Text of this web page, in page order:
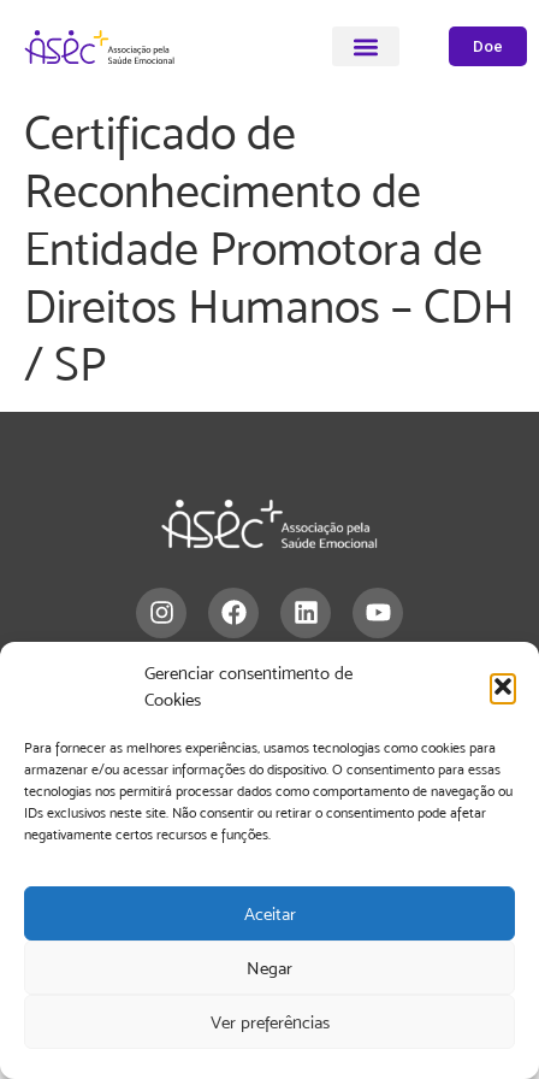
Gerenciar consentimento de
Cookies
Para fornecer as melhores experiências, usamos tecnologias como cookies para
armazenar e/ou acessar informações do dispositivo. O consentimento para essas
tecnologias nos permitirá processar dados como comportamento de navegação ou
IDs exclusivos neste site. Não consentir ou retirar o consentimento pode afetar
negativamente certos recursos e funções.
Aceitar
Negar
Ver preferências
Doe
Certificado de
Reconhecimento de
Entidade Promotora de
Direitos Humanos – CDH
/ SP
info@asecbrasil.org.br
01415-901